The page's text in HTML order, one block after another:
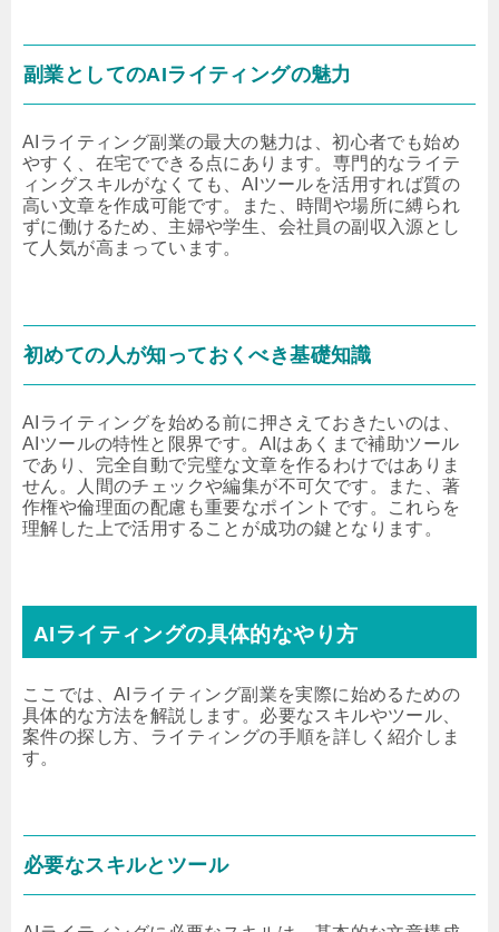
副業としてのAIライティングの魅力
AIライティング副業の最大の魅力は、初心者でも始め
やすく、在宅でできる点にあります。専門的なライテ
ィングスキルがなくても、AIツールを活用すれば質の
高い文章を作成可能です。また、時間や場所に縛られ
ずに働けるため、主婦や学生、会社員の副収入源とし
て人気が高まっています。
初めての人が知っておくべき基礎知識
AIライティングを始める前に押さえておきたいのは、
AIツールの特性と限界です。AIはあくまで補助ツール
であり、完全自動で完璧な文章を作るわけではありま
せん。人間のチェックや編集が不可欠です。また、著
作権や倫理面の配慮も重要なポイントです。これらを
理解した上で活用することが成功の鍵となります。
AIライティングの具体的なやり方
ここでは、AIライティング副業を実際に始めるための
具体的な方法を解説します。必要なスキルやツール、
案件の探し方、ライティングの手順を詳しく紹介しま
す。
必要なスキルとツール